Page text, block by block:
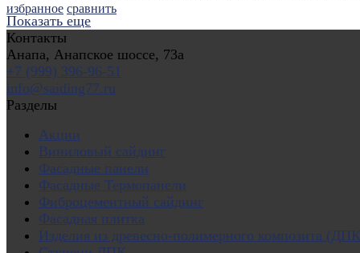
избранное сравнить
Показать еще
Контакты
Анапа, Анапское шоссе, 73а
+7 (999) 396-96-51
info@saiding77.ru
Разделы
Акции
Виниловый сайдинг
Фасадные панели
Фасадные Термопанели
Фиброцементный сайдинг
Фасадная плитка
Изделия из древесно-полимерного композита